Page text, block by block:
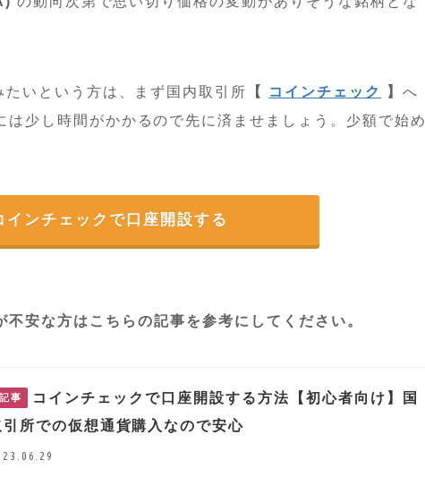
たいという方は、まず国内取引所 【 コインチェック 】へ
少し時間がかかるので先に済ませましょう。少額で始め
インチェックで口座開設する
不安な方はこちらの記事を参考にしてください。
事
コインチェックで口座開設する方法【初心者向け】国
引所での仮想通貨購入なので安心